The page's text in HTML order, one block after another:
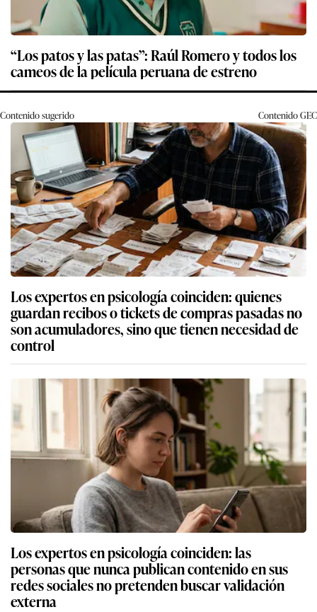
“Los patos y las patas”: Raúl Romero y todos los
cameos de la película peruana de estreno
Contenido sugerido ContenidoGEC
Los expertos en psicología coinciden: quienes
guardan recibos o tickets de compras pasadas no
son acumuladores, sino que tienen necesidad de
control
Los expertos en psicología coinciden: las
personas que nunca publican contenido en sus
redes sociales no pretenden buscar validación
externa